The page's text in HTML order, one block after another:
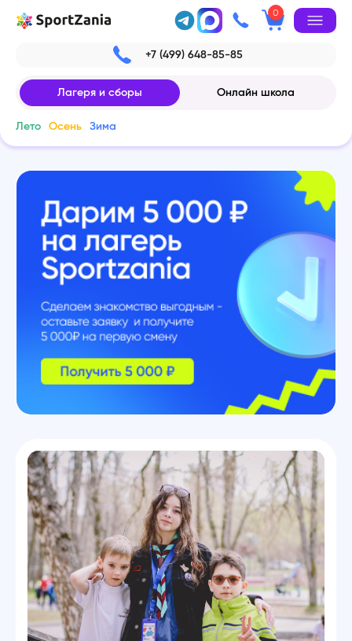
0
+7 (499) 648-85-85
Лагеря и сборы Онлайн школа
Лето Осень Зима